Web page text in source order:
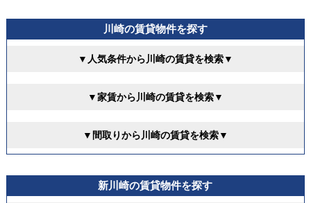
川崎の賃貸物件を探す
▼人気条件から川崎の賃貸を検索▼
▼家賃から川崎の賃貸を検索▼
▼間取りから川崎の賃貸を検索▼
新川崎の賃貸物件を探す